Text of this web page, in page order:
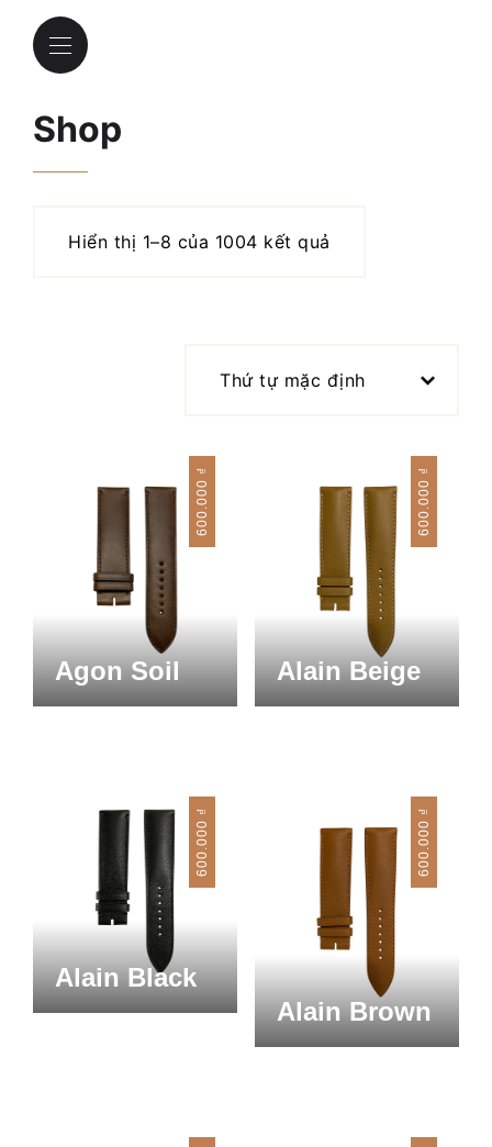
Shop
Hiển thị 1–8 của 1004 kết quả
600.000
₫
Agon Soil
600.000
₫
Alain Beige
600.000
₫
Alain Black
600.000
₫
Alain Brown